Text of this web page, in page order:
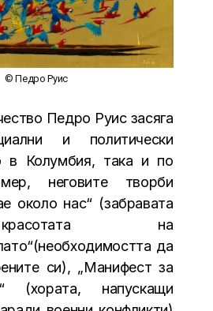
© Педро Руис
Педро Руис засяга
и политически
в Колумбия, така и по
неговите творби
около нас“ (забравата
на
да
си), „Манифест за
(хората, напускащи